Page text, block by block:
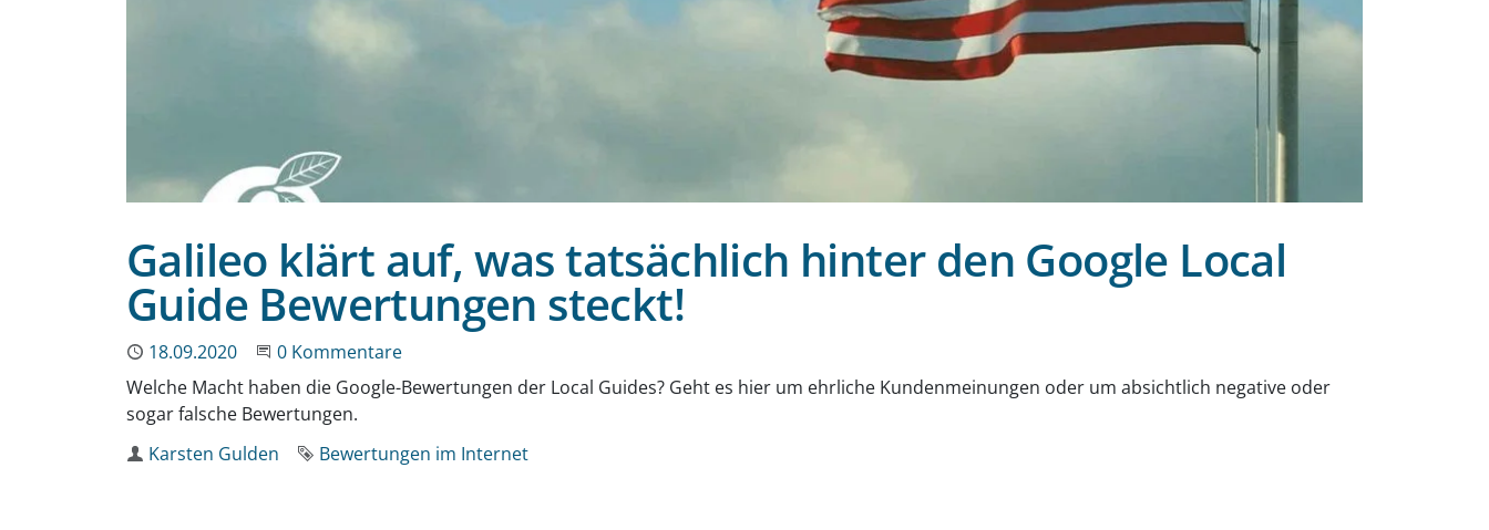
Galileo klärt auf, was tatsächlich hinter den Google Local
Guide Bewertungen steckt!
Publiziert
18.09.2020 Beginne eine Unterhaltung
0 Kommentare
Welche Macht haben die Google-Bewertungen der Local Guides? Geht es hier um ehrliche Kundenmeinungen oder um absichtlich negative oder
sogar falsche Bewertungen.
Autor
Karsten Gulden Schlagwort
Bewertungen im Internet